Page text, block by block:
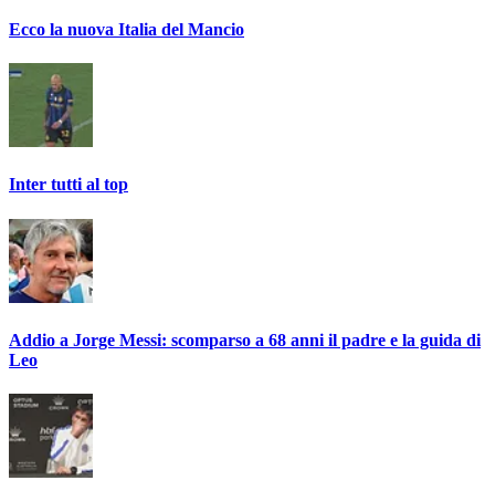
Ecco la nuova Italia del Mancio
Inter tutti al top
Addio a Jorge Messi: scomparso a 68 anni il padre e la guida di
Leo